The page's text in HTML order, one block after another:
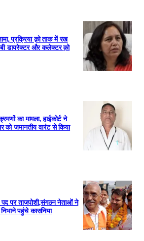
प्रक्रिया क़ो ताक में रख
डायरेक्टर और कलेक्टर क़ो
का मामला, हाईकोर्ट ने
को जमानतीय वारंट से किया
पर ताजपोशी,संगठन नेताओं ने
पहुंचे कासनिया